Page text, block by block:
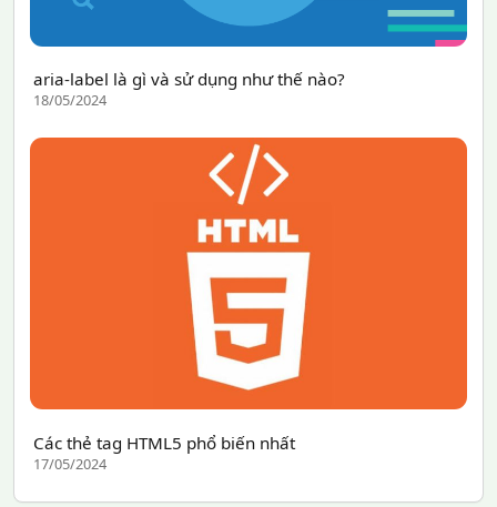
aria-label là gì và sử dụng như thế nào?
18/05/2024
Các thẻ tag HTML5 phổ biến nhất
17/05/2024